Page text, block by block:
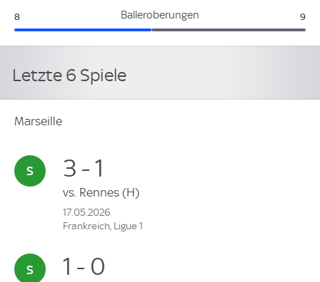
Balleroberungen
Marseille:
8 9
Letzte 6 Spiele
Marseille
3 - 1
vs. Rennes (H)
17.05.2026
Frankreich, Ligue 1
1 - 0